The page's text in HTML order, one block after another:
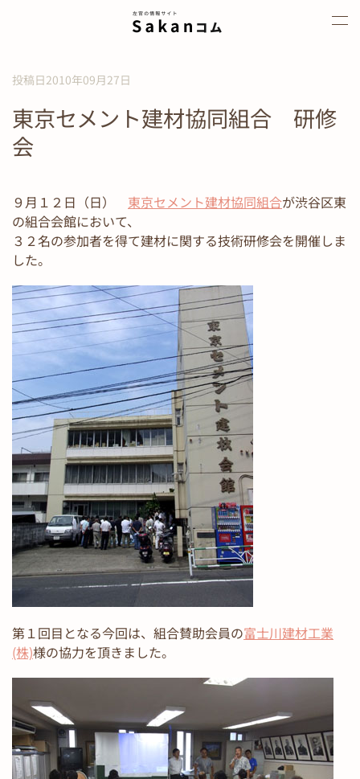
投稿日2010年09月27日
東京セメント建材協同組合 研修
会
９月１２日（日） 東京セメント建材協同組合が渋谷区東
の組合会館において、
３２名の参加者を得て建材に関する技術研修会を開催しま
した。
第１回目となる今回は、組合賛助会員の富士川建材工業
(株)様の協力を頂きました。